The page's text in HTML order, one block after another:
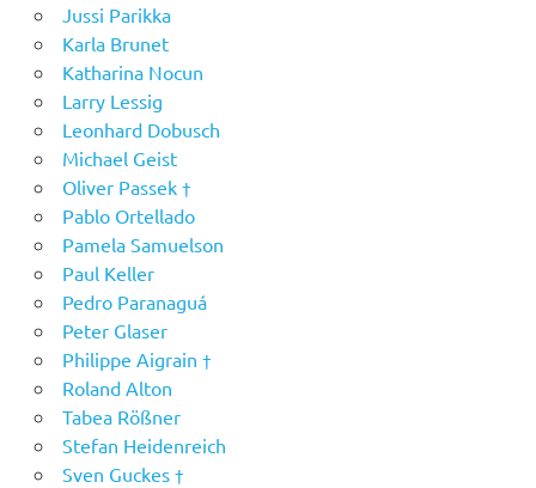
Jussi Parikka
Karla Brunet
Katharina Nocun
Larry Lessig
Leonhard Dobusch
Michael Geist
Oliver Passek †
Pablo Ortellado
Pamela Samuelson
Paul Keller
Pedro Paranaguá
Peter Glaser
Philippe Aigrain †
Roland Alton
Tabea Rößner
Stefan Heidenreich
Sven Guckes †